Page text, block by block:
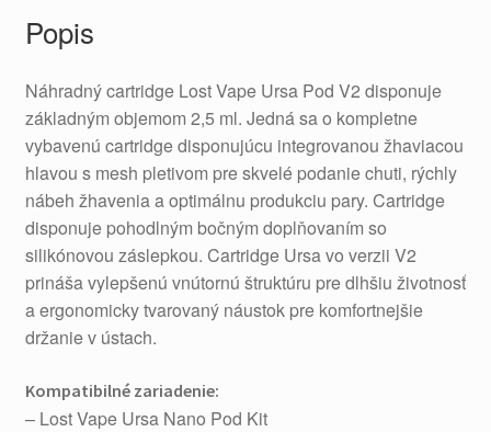
Popis
Náhradný cartridge Lost Vape Ursa Pod V2 disponuje
základným objemom 2,5 ml. Jedná sa o kompletne
vybavenú cartridge disponujúcu integrovanou žhaviacou
hlavou s mesh pletivom pre skvelé podanie chuti, rýchly
nábeh žhavenia a optimálnu produkciu pary. Cartridge
disponuje pohodlným bočným doplňovaním so
silikónovou záslepkou. Cartridge Ursa vo verzii V2
prináša vylepšenú vnútornú štruktúru pre dlhšiu životnosť
a ergonomicky tvarovaný náustok pre komfortnejšie
držanie v ústach.
Kompatibilné zariadenie:
– Lost Vape Ursa Nano Pod Kit